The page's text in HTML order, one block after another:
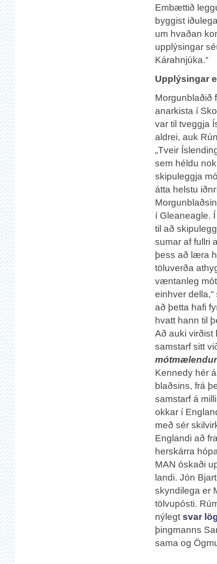
Embættið
byggist
um hvaðan
upplýsingar
Kárahnjúka.“
Upplýsingar
Morgunblaðið
anarkista í
var til tveggja
aldrei, auk
„Tveir
sem héldu
skipuleggja
átta helstu
í Gleaneagle.
til að
sumar af fullri
þess að læra
töluverða
væntanleg
einhver
að þetta hafi
hvatt hann til
Að auki virðist
samstarf sitt
mótmælendur
Kennedy hér
blaðsins, frá
samstarf á
okkar í
með sér
Englandi að
herskárra
MAN óskaði
landi. Jón
skyndilega er
tölvupósti.
nýlegt svar
þingmanns
sama og